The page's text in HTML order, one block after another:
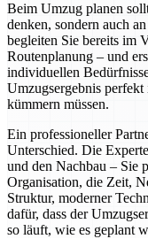
Beim Umzug planen
denken, sondern auch
begleiten Sie bereits im
Routenplanung – und
individuellen
Umzugsergebnis perfekt
kümmern müssen.
Ein professioneller
Unterschied. Die
und den Nachbau – Sie
Organisation, die Zeit,
Struktur, moderner
dafür, dass der
so läuft, wie es geplant